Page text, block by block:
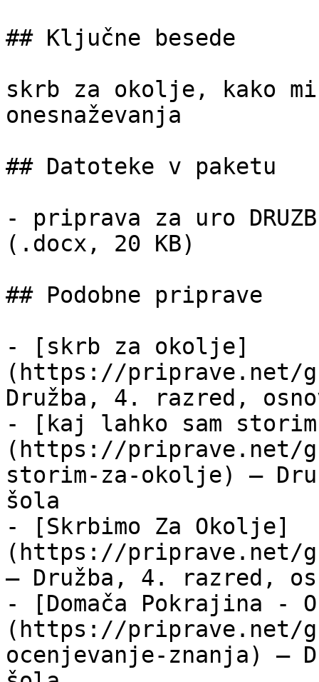
## Ključne besede
skrb za okolje, kako
onesnaževanja
## Datoteke v paketu
- priprava za uro
(.docx, 20 KB)
## Podobne priprave
- [skrb za okolje]
(https://priprave.net/
Družba, 4. razred,
- [kaj lahko sam
(https://priprave.net/
storim-za-okolje) —
šola
- [Skrbimo Za Okolje]
(https://priprave.net/
— Družba, 4. razred,
- [Domača Pokrajina -
(https://priprave.net/
ocenjevanje-znanja) —